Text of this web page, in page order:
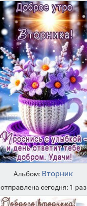
Альбом: Вторник
отправлена сегодня: 1 раз